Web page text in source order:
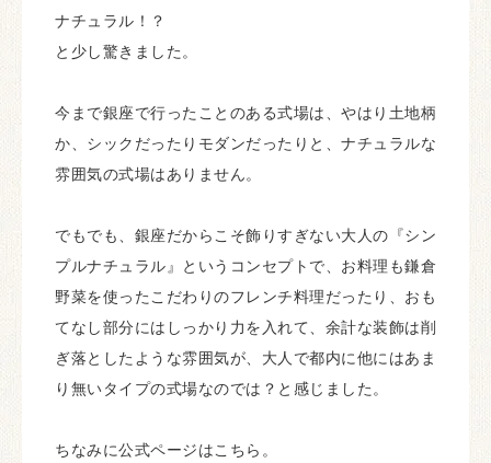
ナチュラル！？
と少し驚きました。
今まで銀座で行ったことのある式場は、やはり土地柄
か、シックだったりモダンだったりと、ナチュラルな
雰囲気の式場はありません。
でもでも、銀座だからこそ飾りすぎない大人の『シン
プルナチュラル』というコンセプトで、お料理も鎌倉
野菜を使ったこだわりのフレンチ料理だったり、おも
てなし部分にはしっかり力を入れて、余計な装飾は削
ぎ落としたような雰囲気が、大人で都内に他にはあま
り無いタイプの式場なのでは？と感じました。
ちなみに公式ページはこちら。